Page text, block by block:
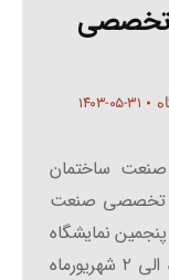
تخصصی
۱۴۰۳-۰۵-۳۱
ساختمان
تخصصی صنعت
نمایشگاه
تخصصی صنعت ساختمان ۳۰ مرداد ماه الی ۲ شهریورماه